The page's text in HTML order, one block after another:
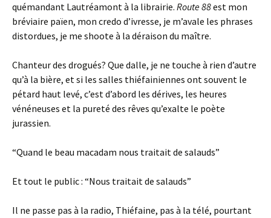
quémandant Lautréamont à la librairie. Route 88est mon
bréviaire païen, mon credo d’ivresse, je m’avale les phrases
distordues, je me shoote à la déraison du maître.
Chanteur des drogués? Que dalle, je ne touche à rien d’autre
qu’à la bière, et si les salles thiéfainiennes ont souvent le
pétard haut levé, c’est d’abord les dérives, les heures
vénéneuses et la pureté des rêves qu’exalte le poète
jurassien.
“Quand le beau macadam nous traitait de salauds”
Et tout le public : “Nous traitait de salauds”
Il ne passe pas à la radio, Thiéfaine, pas à la télé, pourtant